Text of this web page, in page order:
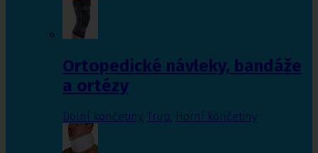
Ortopedické návleky, bandáže
a ortézy
Dolní končetiny, Trup, Horní končetiny